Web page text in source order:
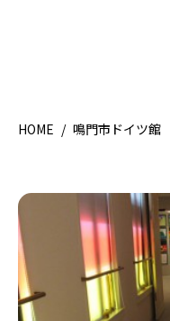
HOME
観光ガイド
ライフスタイル
著者一覧
HOME / 鳴門市ドイツ館